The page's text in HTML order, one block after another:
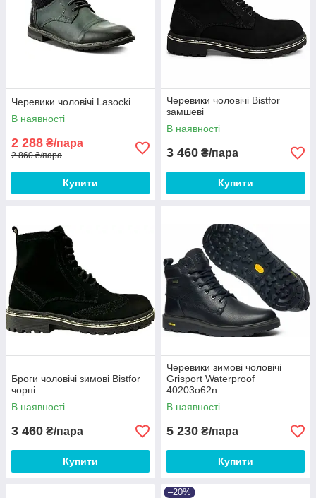
Черевики чоловічі Lasocki
В наявності
2 288 ₴/пара
2 860 ₴/пара
Купити
Черевики чоловічі Bistfor
замшеві
В наявності
3 460 ₴/пара
Купити
Броги чоловічі зимові Bistfor
чорні
В наявності
3 460 ₴/пара
Купити
Черевики зимові чоловічі
Grisport Waterproof
40203o62n
В наявності
5 230 ₴/пара
Купити
–20%